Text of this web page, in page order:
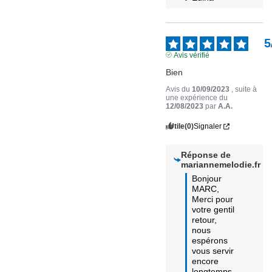
5
Avis vérifié
Bien
Avis du10/09/2023 , suite à
une expérience du
12/08/2023 parA.A.
Utile(0)Signaler
Réponse de
mariannemelodie.fr
Bonjour
MARC,
Merci pour
votre gentil
retour,
nous
espérons
vous servir
encore